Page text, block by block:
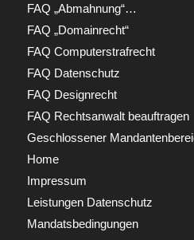
FAQ „Abmahnung“…
FAQ „Domainrecht“
FAQ Computerstrafrecht
FAQ Datenschutz
FAQ Designrecht
FAQ Rechtsanwalt beauftragen
Geschlossener
Home
Impressum
Leistungen Datenschutz
Mandatsbedingungen